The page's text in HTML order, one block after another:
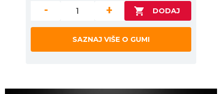
- +
SAZNAJ VIŠE O GUMI